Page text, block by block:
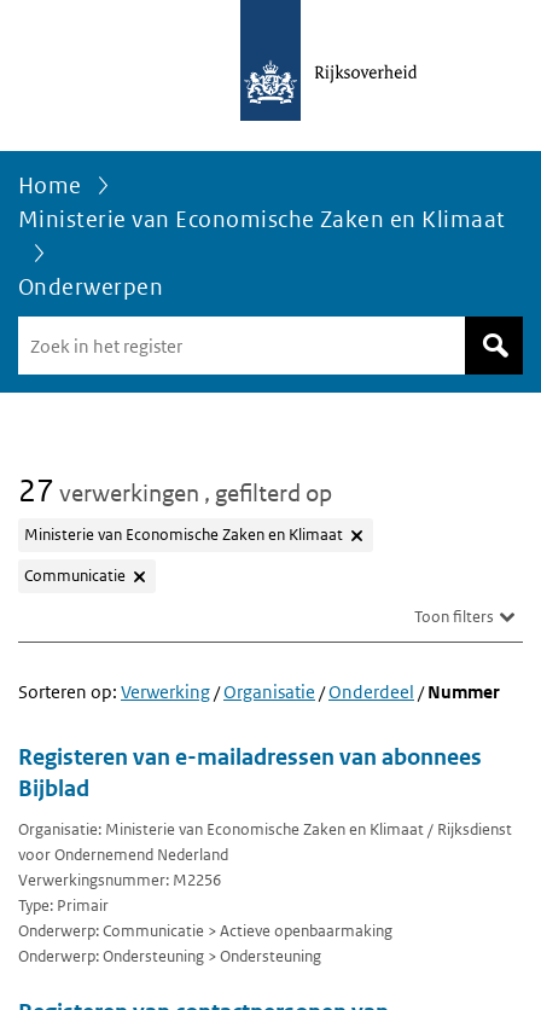
Home
Ministerie van Economische Zaken en Klimaat
Onderwerpen
in
het
27 verwerkingen , gefilterd op
Ministerie van Economische Zaken en Klimaat
Communicatie
Toon filters
Sorteren op: Verwerking/Organisatie /Onderdeel /Nummer
Registeren van e-mailadressen van abonnees
Bijblad
Organisatie: Ministerie van Economische Zaken en Klimaat / Rijksdienst
voor Ondernemend Nederland
Verwerkingsnummer: M2256
Type: Primair
Onderwerp: Communicatie > Actieve openbaarmaking
Onderwerp: Ondersteuning > Ondersteuning